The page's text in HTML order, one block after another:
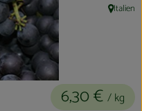
6,30 € / kg
,Italien